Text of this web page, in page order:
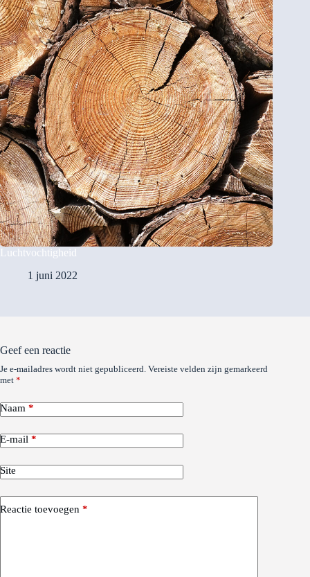
Luchtvochtigheid
1 juni 2022
Geef een reactie
Je e-mailadres wordt niet gepubliceerd. Vereiste velden zijn gemarkeerd
met *
Naam *
E-mail *
Site
Reactie toevoegen *